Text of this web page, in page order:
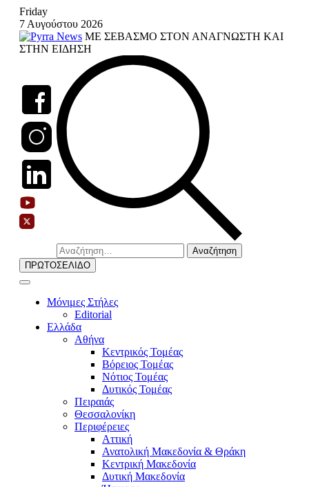
Skip
content
Friday
7 Αυγούστου 2026
ΜΕ ΣΕΒΑΣΜΟ ΣΤΟΝ ΑΝΑΓΝΩΣΤΗ ΚΑΙ
ΣΤΗΝ ΕΙΔΗΣΗ
Αναζήτηση
για:
ΠΡΩΤΟΣΕΛΙΔΟ
Μόνιμες Στήλες
Editorial
Ελλάδα
Αθήνα
Κεντρικός Τομέας
Βόρειος Τομέας
Νότιος Τομέας
Δυτικός Τομέας
Πειραιάς
Θεσσαλονίκη
Περιφέρειες
Αττική
Ανατολική Μακεδονία & Θράκη
Κεντρική Μακεδονία
Δυτική Μακεδονία